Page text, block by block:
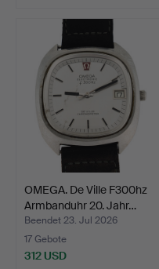
OMEGA. De Ville F300hz
Armbanduhr 20. Jahr…
Beendet 23. Jul 2026
17 Gebote
312 USD